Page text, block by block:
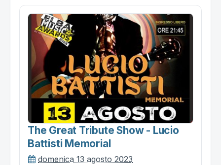
The Great Tribute Show - Lucio
Battisti Memorial
domenica 13 agosto 2023